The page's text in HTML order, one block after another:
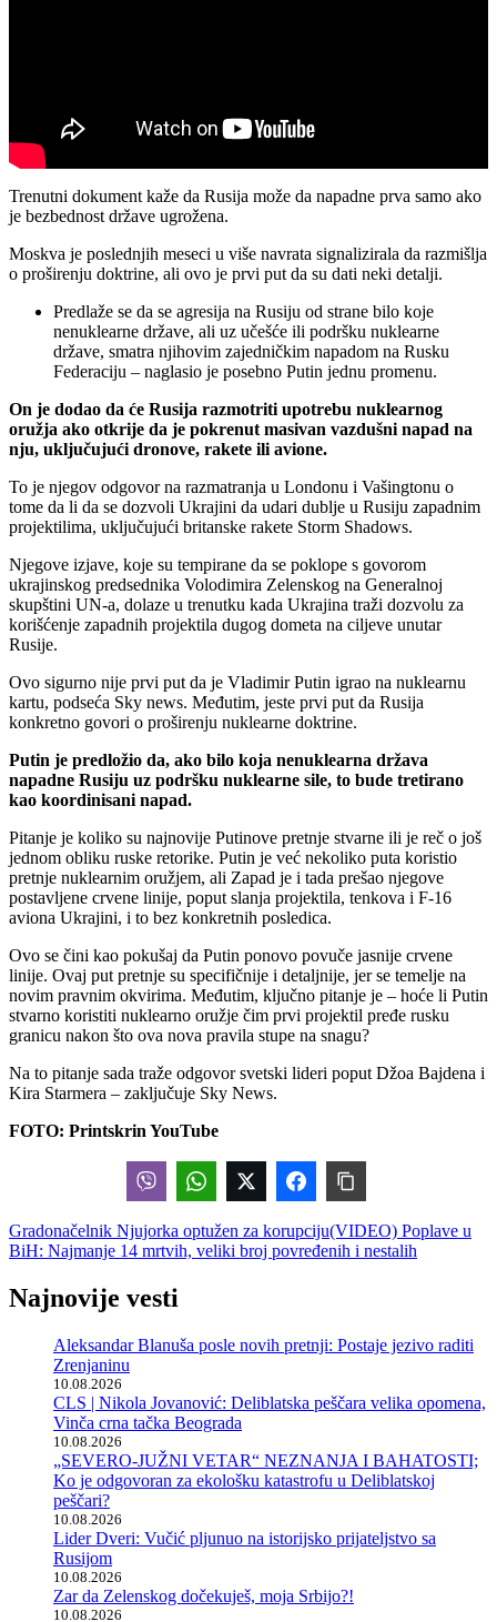
Trenutni dokument kaže da Rusija može da napadne prva samo ako
je bezbednost države ugrožena.
Moskva je poslednjih meseci u više navrata signalizirala da razmišlja
o proširenju doktrine, ali ovo je prvi put da su dati neki detalji.
Predlaže se da se agresija na Rusiju od strane bilo koje
nenuklearne države, ali uz učešće ili podršku nuklearne
države, smatra njihovim zajedničkim napadom na Rusku
Federaciju – naglasio je posebno Putin jednu promenu.
On je dodao da će Rusija razmotriti upotrebu nuklearnog
oružja ako otkrije da je pokrenut masivan vazdušni napad na
nju, uključujući dronove, rakete ili avione.
To je njegov odgovor na razmatranja u Londonu i Vašingtonu o
tome da li da se dozvoli Ukrajini da udari dublje u Rusiju zapadnim
projektilima, uključujući britanske rakete Storm Shadows.
Njegove izjave, koje su tempirane da se poklope s govorom
ukrajinskog predsednika Volodimira Zelenskog na Generalnoj
skupštini UN-a, dolaze u trenutku kada Ukrajina traži dozvolu za
korišćenje zapadnih projektila dugog dometa na ciljeve unutar
Rusije.
Ovo sigurno nije prvi put da je Vladimir Putin igrao na nuklearnu
kartu, podseća Sky news. Međutim, jeste prvi put da Rusija
konkretno govori o proširenju nuklearne doktrine.
Putin je predložio da, ako bilo koja nenuklearna država
napadne Rusiju uz podršku nuklearne sile, to bude tretirano
kao koordinisani napad.
Pitanje je koliko su najnovije Putinove pretnje stvarne ili je reč o još
jednom obliku ruske retorike. Putin je već nekoliko puta koristio
pretnje nuklearnim oružjem, ali Zapad je i tada prešao njegove
postavljene crvene linije, poput slanja projektila, tenkova i F-16
aviona Ukrajini, i to bez konkretnih posledica.
Ovo se čini kao pokušaj da Putin ponovo povuče jasnije crvene
linije. Ovaj put pretnje su specifičnije i detaljnije, jer se temelje na
novim pravnim okvirima. Međutim, ključno pitanje je – hoće li Putin
stvarno koristiti nuklearno oružje čim prvi projektil pređe rusku
granicu nakon što ova nova pravila stupe na snagu?
Na to pitanje sada traže odgovor svetski lideri poput Džoa Bajdena i
Kira Starmera – zaključuje Sky News.
FOTO: Printskrin YouTube
Gradonačelnik Njujorka optužen za korupciju(VIDEO) Poplave u
BiH: Najmanje 14 mrtvih, veliki broj povređenih i nestalih
Najnovije vesti
Aleksandar Blanuša posle novih pretnji: Postaje jezivo raditi
Zrenjaninu
10.08.2026
CLS | Nikola Jovanović: Deliblatska peščara velika opomena,
Vinča crna tačka Beograda
10.08.2026
„SEVERO-JUŽNI VETAR“ NEZNANJA I BAHATOSTI;
Ko je odgovoran za ekološku katastrofu u Deliblatskoj
peščari?
10.08.2026
Lider Dveri: Vučić pljunuo na istorijsko prijateljstvo sa
Rusijom
10.08.2026
Zar da Zelenskog dočekuješ, moja Srbijo?!
10.08.2026